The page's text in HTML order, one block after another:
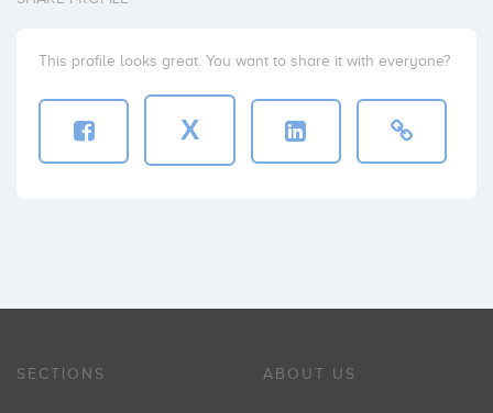
This profile looks great. You want to share it with everyone?
X
SECTIONS ABOUT US